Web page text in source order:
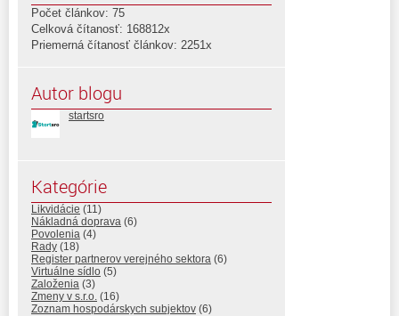
Počet článkov: 75
Celková čítanosť: 168812x
Priemerná čítanosť článkov: 2251x
Autor blogu
startsro
Kategórie
Likvidácie (11)
Nákladná doprava (6)
Povolenia (4)
Rady (18)
Register partnerov verejného sektora (6)
Virtuálne sídlo (5)
Založenia (3)
Zmeny v s.r.o. (16)
Zoznam hospodárskych subjektov (6)